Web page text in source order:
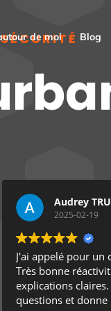
de moi Blog
Audrey
2025-02-19
J'ai appelé pour un
Très bonne
explications
questions et donne